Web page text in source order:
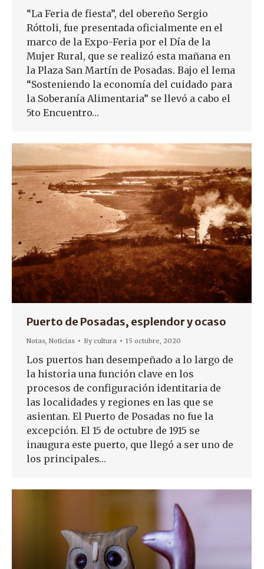
“La Feria de fiesta”, del obereño Sergio
Róttoli, fue presentada oficialmente en el
marco de la Expo-Feria por el Día de la
Mujer Rural, que se realizó esta mañana en
la Plaza San Martín de Posadas. Bajo el lema
“Sosteniendo la economía del cuidado para
la Soberanía Alimentaria” se llevó a cabo el
5to Encuentro…
Puerto de Posadas, esplendor y ocaso
Notas, Noticias Bycultura 15 octubre, 2020
Los puertos han desempeñado a lo largo de
la historia una función clave en los
procesos de configuración identitaria de
las localidades y regiones en las que se
asientan. El Puerto de Posadas no fue la
excepción. El 15 de octubre de 1915 se
inaugura este puerto, que llegó a ser uno de
los principales…